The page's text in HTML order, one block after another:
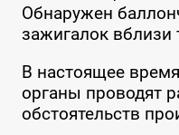
Обнаружен
зажигалок вблизи
В настоящее
органы проводят
обстоятельств